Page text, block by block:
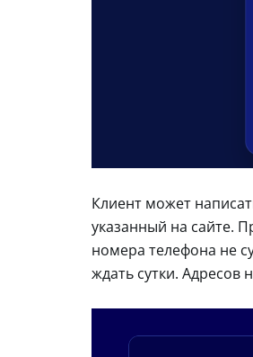
Клиент может
указанный на сайте.
номера телефона не
ждать сутки. Адресов